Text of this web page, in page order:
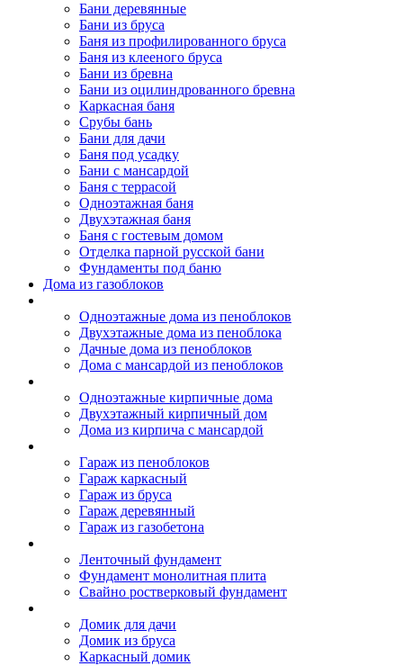
Бани деревянные
Бани из бруса
Баня из профилированного бруса
Баня из клееного бруса
Бани из бревна
Бани из оцилиндрованного бревна
Каркасная баня
Срубы бань
Бани для дачи
Баня под усадку
Бани с мансардой
Баня с террасой
Одноэтажная баня
Двухэтажная баня
Баня с гостевым домом
Отделка парной русской бани
Фундаменты под баню
Дома из газоблоков
Одноэтажные дома из пеноблоков
Двухэтажные дома из пеноблока
Дачные дома из пеноблоков
Дома с мансардой из пеноблоков
Одноэтажные кирпичные дома
Двухэтажный кирпичный дом
Дома из кирпича с мансардой
Гараж из пеноблоков
Гараж каркасный
Гараж из бруса
Гараж деревянный
Гараж из газобетона
Ленточный фундамент
Фундамент монолитная плита
Свайно ростверковый фундамент
Домик для дачи
Домик из бруса
Каркасный домик